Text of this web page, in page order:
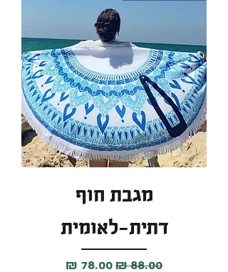
מגבת חוף
דתית-לאומית
מחיר רגיל מחיר מבצע